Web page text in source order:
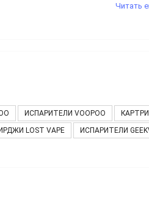
Читать
ИСПАРИТЕЛИ VOOPOO
LOST VAPE ИСПАРИТЕЛИ